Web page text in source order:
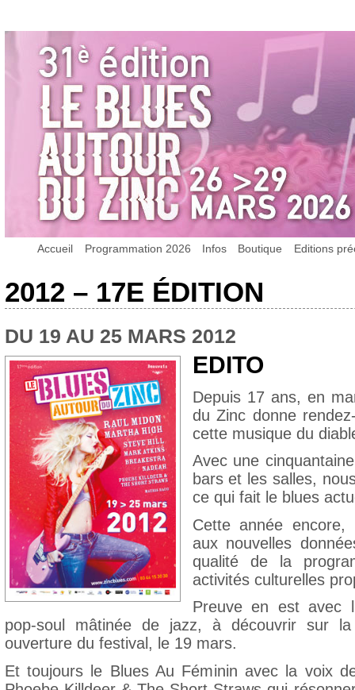
Accueil Programmation 2026 Infos Boutique Editions
2012 – 17E ÉDITION
DU 19 AU 25 MARS 2012
EDITO
Depuis 17 ans, en
du Zinc donne
cette musique du
Avec une
bars et les salles,
ce qui fait le blues
Cette année encore,
aux nouvelles
qualité de la
activités culturelles
Preuve en est avec
pop-soul mâtinée de jazz, à découvrir sur
ouverture du festival, le 19 mars.
Et toujours le Blues Au Féminin avec la voix